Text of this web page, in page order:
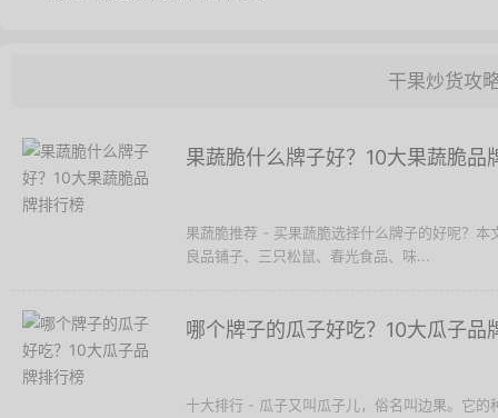
干果炒货攻
果蔬脆什么牌子好？10大果蔬脆品
果蔬脆推荐 - 买果蔬脆选择什么牌子的好呢？
良品铺子、三只松鼠、春光食品、味...
哪个牌子的瓜子好吃？10大瓜子品
十大排行 - 瓜子又叫瓜子儿，俗名叫边果。它